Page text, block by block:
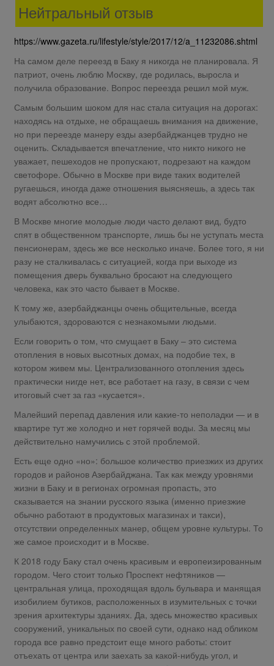
Нейтральный отзыв
https://www.gazeta.ru/lifestyle/style/2017/12/a_11232086.shtml
На самом деле переезд в Баку я никогда не планировала. Я
патриот, очень люблю Москву, где родилась, выросла и
получила образование. Вопрос переезда решил мой муж.
Самым большим шоком для нас стала ситуация на дорогах:
находясь на отдыхе, не обращаешь внимания на движение,
но при переезде манеру езды азербайджанцев трудно не
оценить. Складывается впечатление, что никто никого не
уважает, пешеходов не пропускают, подрезают на каждом
светофоре. Обычно в Москве при виде таких водителей
ругаешься, иногда даже отношения выясняешь, а здесь так
водят абсолютно все…
В Москве многие молодые люди часто делают вид, будто
спят в общественном транспорте, лишь бы не уступать места
пенсионерам, здесь же все несколько иначе. Более того, я ни
разу не сталкивалась с ситуацией, когда при выходе из
помещения дверь буквально бросают на следующего
человека, как это часто бывает в Москве.
К тому же, азербайджанцы очень общительные, всегда
улыбаются, здороваются с незнакомыми людьми.
Если говорить о том, что смущает в Баку – это система
отопления в новых высотных домах, на подобие тех, в
котором живем мы. Централизованного отопления здесь
практически нигде нет, все работает на газу, в связи с чем
итоговый счет за газ «кусается».
Малейший перепад давления или какие-то неполадки — и в
квартире тут же холодно и нет горячей воды. За месяц мы
действительно намучились с этой проблемой.
Есть еще одно «но»: большое количество приезжих из других
городов и районов Азербайджана. Так как между уровнями
жизни в Баку и в регионах огромная пропасть, это
сказывается на знании русского языка (именно приезжие
обычно работают в продуктовых магазинах и такси),
отсутствии определенных манер, общем уровне культуры. То
же самое происходит и в Москве.
К 2018 году Баку стал очень красивым и европеизированным
городом. Чего стоит только Проспект нефтяников —
центральная улица, проходящая вдоль бульвара и манящая
изобилием бутиков, расположенных в изумительных с точки
зрения архитектуры зданиях. Да, здесь множество красивых
сооружений, уникальных по своей сути, однако над обликом
города все равно предстоит еще много работы: стоит
отъехать от центра или заехать за какой-нибудь угол, и